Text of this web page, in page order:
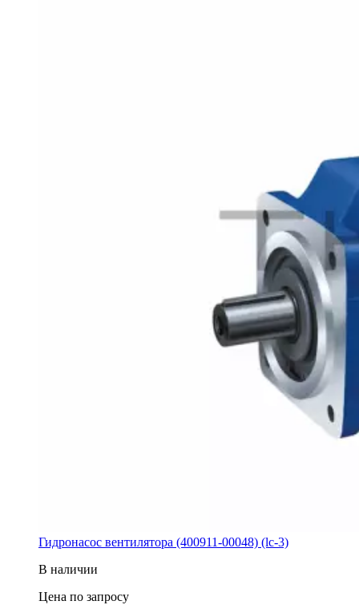
Гидронасос вентилятора (400911-00048) (lc-3)
В наличии
Цена по запросу